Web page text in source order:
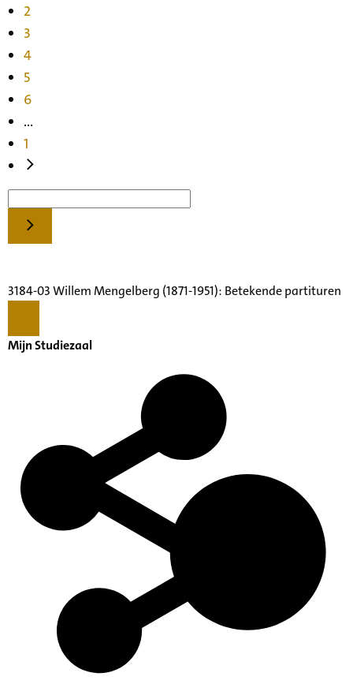
2
3
4
5
6
...
1
3184-03 Willem Mengelberg (1871-1951): Betekende partituren
Mijn Studiezaal